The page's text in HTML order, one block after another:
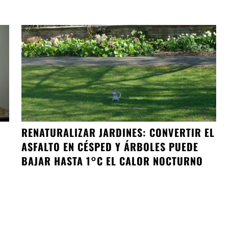
RENATURALIZAR JARDINES: CONVERTIR EL
ASFALTO EN CÉSPED Y ÁRBOLES PUEDE
BAJAR HASTA 1°C EL CALOR NOCTURNO